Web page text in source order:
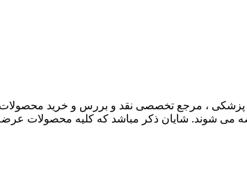
پزشکی ، مرجع تخصصی نقد و بررس و خرید
شوند. شایان ذکر مباشد که کلیه محصولات